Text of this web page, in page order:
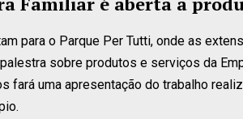
para o Parque Per Tutti, onde as
sobre produtos e serviços da
fará uma apresentação do trabalho